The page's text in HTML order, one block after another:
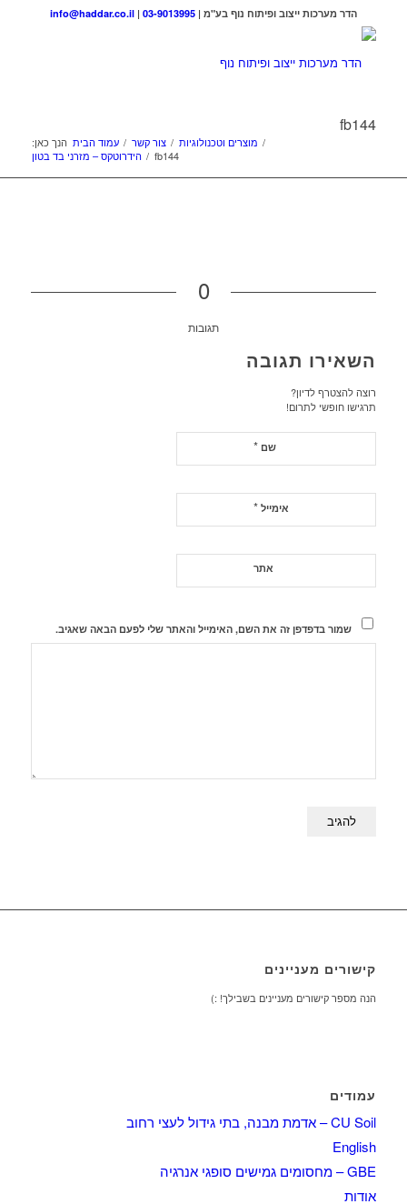
הדר מערכות ייצוב ופיתוח נוף בע"מ | 03-9013995
|
info@haddar.co.il
fb144
הנך כאן: עמוד הבית / צור קשר / מוצרים וטכנולוגיות /
הידרוטקס – מזרני בד בטון / fb144
0
תגובות
השאירו תגובה
רוצה להצטרף לדיון?
תרגישו חופשי לתרום!
שם*
אימייל*
אתר
שמור בדפדפן זה את השם, האימייל והאתר שלי לפעם הבאה שאגיב.
קישורים מעניינים
הנה מספר קישורים מעניינים בשבילך! :)
עמודים
CU Soil – אדמת מבנה, בתי גידול לעצי רחוב
English
GBE – מחסומים גמישים סופגי אנרגיה
אודות